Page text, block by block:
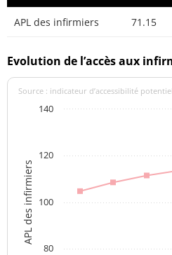
APL des infirmiers 71.15
Evolution de l’accès aux
APL des infirmiers
Source : indicateur d’accessibilité
80
100
120
140